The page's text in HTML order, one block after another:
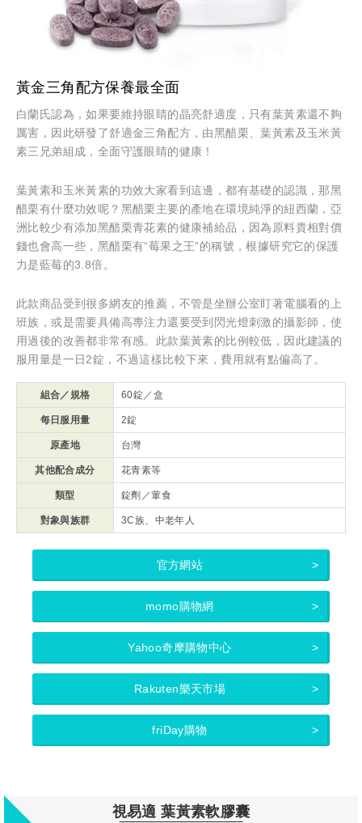
黃金三角配方保養最全面
白蘭氏認為，如果要維持眼睛的晶亮舒適度，只有葉黃素還不夠
厲害，因此研發了舒適金三角配方，由黑醋栗、葉黃素及玉米黃
素三兄弟組成，全面守護眼睛的健康！
葉黃素和玉米黃素的功效大家看到這邊，都有基礎的認識，那黑
醋栗有什麼功效呢？黑醋栗主要的產地在環境純淨的紐西蘭，亞
洲比較少有添加黑醋栗青花素的健康補給品，因為原料貴相對價
錢也會高一些，黑醋栗有“莓果之王”的稱號，根據研究它的保護
力是藍莓的3.8倍。
此款商品受到很多網友的推薦，不管是坐辦公室盯著電腦看的上
班族，或是需要具備高專注力還要受到閃光燈刺激的攝影師，使
用過後的改善都非常有感。此款葉黃素的比例較低，因此建議的
服用量是一日2錠，不過這樣比較下來，費用就有點偏高了。
組合／規格 60錠／盒
每日服用量 2錠
原產地 台灣
其他配合成分 花青素等
類型 錠劑／葷食
對象與族群 3C族、中老年人
官方網站
momo購物網
Yahoo奇摩購物中心
Rakuten樂天市場
friDay購物
視易適 葉黃素軟膠囊